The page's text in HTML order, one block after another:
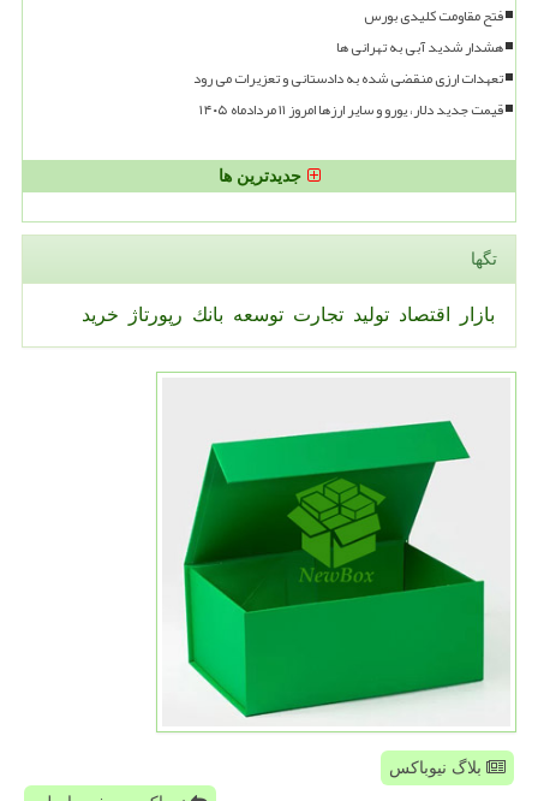
فتح مقاومت کلیدی بورس
هشدار شدید آبی به تهرانی ها
تعهدات ارزی منقضی شده به دادستانی و تعزیرات می رود
قیمت جدید دلار، یورو و سایر ارزها امروز ۱۱ مردادماه ۱۴۰۵
جدیدترین ها
تگها
بازار اقتصاد تولید تجارت توسعه بانك رپورتاژ خرید
بلاگ نیوباکس